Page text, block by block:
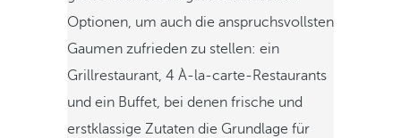
Optionen, um auch die anspruchsvollsten
Gaumen zufrieden zu stellen: ein
Grillrestaurant, 4 À-la-carte-Restaurants
und ein Buffet, bei denen frische und
erstklassige Zutaten die Grundlage für